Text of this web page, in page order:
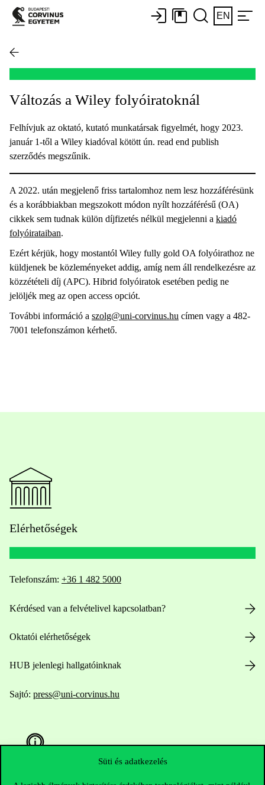
Süti és adatkezelés
EN
Változás a Wiley folyóiratoknál
Felhívjuk az oktató, kutató munkatársak figyelmét, hogy 2023.
január 1-től a Wiley kiadóval kötött ún. read end publish
szerződés megszűnik.
A 2022. után megjelenő friss tartalomhoz nem lesz hozzáférésünk
és a korábbiakban megszokott módon nyílt hozzáférésű (OA)
cikkek sem tudnak külön díjfizetés nélkül megjelenni a kiadó
folyóirataiban.
Ezért kérjük, hogy mostantól Wiley fully gold OA folyóirathoz ne
küldjenek be közleményeket addig, amíg nem áll rendelkezésre az
közzétételi díj (APC). Hibrid folyóiratok esetében pedig ne
jelöljék meg az open access opciót.
További információ a szolg@uni-corvinus.hu címen vagy a 482-
7001 telefonszámon kérhető.
Elérhetőségek
Telefonszám: +36 1 482 5000
Kérdésed van a felvételivel kapcsolatban?
Oktatói elérhetőségek
HUB jelenlegi hallgatóinknak
Sajtó: press@uni-corvinus.hu